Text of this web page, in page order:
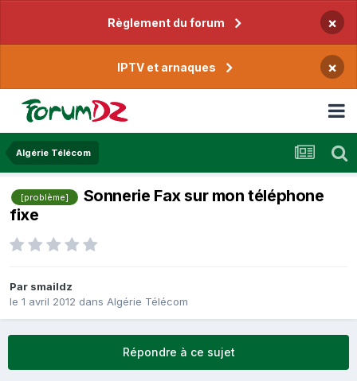
Règlement du forum ×
IPTV et arnaques ×
Algérie Télécom
[problème]
Sonnerie Fax sur mon téléphone
fixe
Par smaildz
le 1 avril 2012 dans Algérie Télécom
Répondre à ce sujet